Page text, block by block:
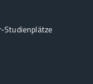
Studienplätze